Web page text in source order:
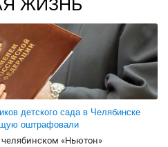
ЖИЗНЬ
детского сада в Челябинске
оштрафовали
«Ньютон»